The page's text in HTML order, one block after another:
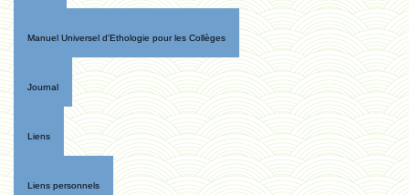
Manuel Universel d'Ethologie pour les Collèges
Journal
Liens
Liens personnels